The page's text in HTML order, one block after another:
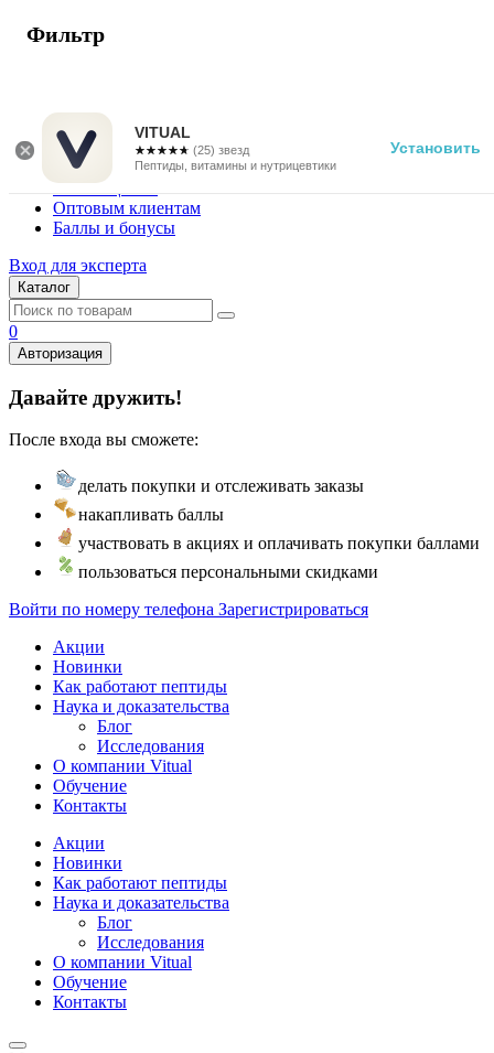
VITUAL
☆☆☆☆☆
★★★★★ (25) звезд
Пептиды, витамины и нутрицевтики
Установить
г. Москва
Vitual Peptide
+7 (800) 101-13-25
Специалистам
Поставщикам
Оптовым клиентам
Баллы и бонусы
Вход для эксперта
Каталог
0
Авторизация
Давайте дружить!
После входа вы сможете:
делать покупки и отслеживать заказы
накапливать баллы
участвовать в акциях и оплачивать покупки баллами
пользоваться персональными скидками
Войти по номеру телефона Зарегистрироваться
Акции
Новинки
Как работают пептиды
Наука и доказательства
Блог
Исследования
О компании Vitual
Обучение
Контакты
Акции
Новинки
Как работают пептиды
Наука и доказательства
Блог
Исследования
О компании Vitual
Обучение
Контакты
Фильтр